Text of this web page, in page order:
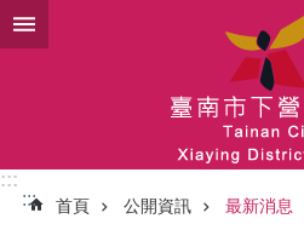
跳到主要內容區塊
:::
:::
首頁 公開資訊 最新消息